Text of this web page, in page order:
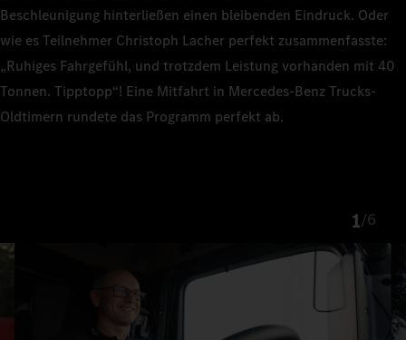
Beschleunigung hinterließen einen bleibenden Eindruck. Oder
wie es Teilnehmer Christoph Lacher perfekt zusammenfasste:
„Ruhiges Fahrgefühl, und trotzdem Leistung vorhanden mit 40
Tonnen. Tipptopp“! Eine Mitfahrt in Mercedes-Benz Trucks-
Oldtimern rundete das Programm perfekt ab.
1/6